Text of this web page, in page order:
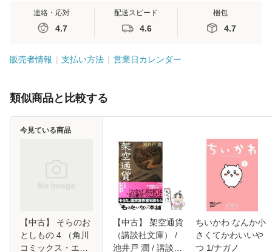
連絡・応対
4.7
配送スピード
4.6
梱包
4.7
販売者情報 支払い方法 営業日カレンダー
類似商品と比較する
【中古】 そらのお
としもの 4 （角川
コミックス・エー
今見ている商品
【中古】 架空通貨
（講談社文庫） /
池井戸 潤 / 講談社
ちいかわ なんか小
さくてかわいいや
つ 1/ナガノ